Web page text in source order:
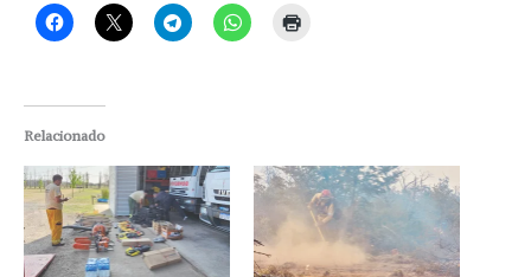
Relacionado